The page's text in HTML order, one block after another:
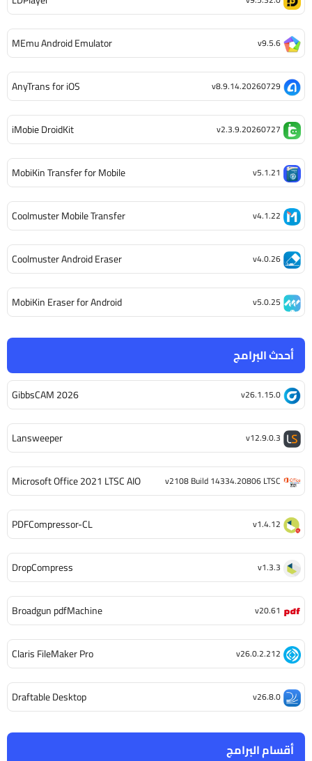
أقسام البرامج
أحدث البرامج
GibbsCAM 2026 v26.1.15.0
Lansweeper v12.9.0.3
Microsoft Office 2021 LTSC AIO v2108 Build 14334.20806 LTSC
PDFCompressor-CL v1.4.12
DropCompress v1.3.3
Broadgun pdfMachine v20.61
Claris FileMaker Pro v26.0.2.212
Draftable Desktop v26.8.0
MEmu Android Emulator v9.5.6
AnyTrans for iOS v8.9.14.20260729
iMobie DroidKit v2.3.9.20260727
MobiKin Transfer for Mobile v5.1.21
Coolmuster Mobile Transfer v4.1.22
Coolmuster Android Eraser v4.0.26
MobiKin Eraser for Android v5.0.25